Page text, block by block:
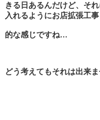
きる日あるんだけど、そ
入れるようにお店拡張工
的な感じですね…
どう考えてもそれは出来